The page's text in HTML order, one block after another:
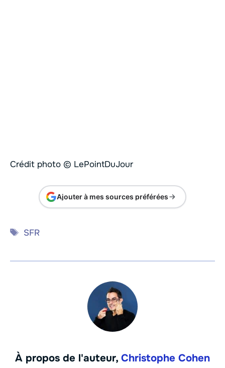
Crédit photo © LePointDuJour
Ajouter à mes sources préférées
Étiquettes
SFR
À propos de l'auteur, Christophe Cohen